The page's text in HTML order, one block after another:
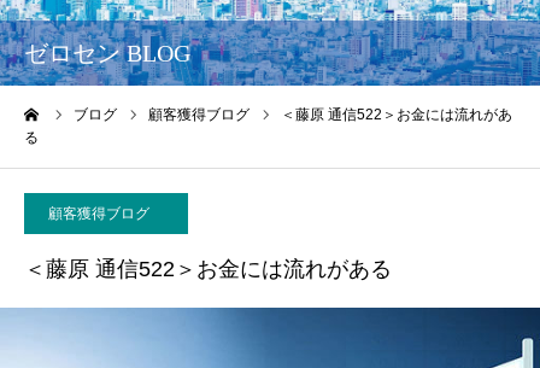
ゼロセン BLOG
ブログ 顧客獲得ブログ
＜藤原 通信522＞お金には流れがあ
る
顧客獲得ブログ
＜藤原 通信522＞お金には流れがある
会社概要